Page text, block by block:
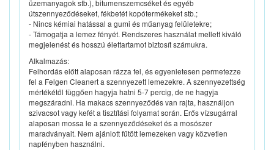
üzemanyagok stb.), bitumenszemcséket és egyéb
útszennyeződéseket, fékbetét kopótermékeket stb.;
- Nincs kémiai hatással a gumi és műanyag felületekre;
- Támogatja a lemez fényét. Rendszeres használat mellett kiváló
megjelenést és hosszú élettartamot biztosít számukra.
Alkalmazás:
Felhordás előtt alaposan rázza fel, és egyenletesen permetezze
fel a Felgen Cleanert a szennyezett lemezekre. A szennyezettség
mértékétől függően hagyja hatni 5-7 percig, de ne hagyja
megszáradni. Ha makacs szennyeződés van rajta, használjon
szivacsot vagy kefét a tisztítási folyamat során. Erős vízsugárral
alaposan mossa le a szennyeződéseket és a mosószer
maradványait. Nem ajánlott fűtött lemezeken vagy közvetlen
napfényben használni.